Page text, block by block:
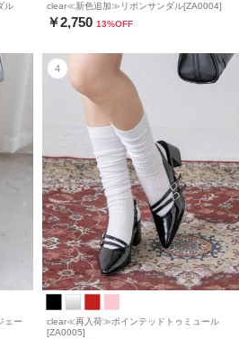
ル
clear≪新色追加≫リボンサンダル[ZA0004]
￥2,750 13%OFF
ェー
clear≪再入荷≫ポインテッドトゥミュール
[ZA0005]